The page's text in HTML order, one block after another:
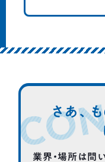
さあ、
業界・場所は問